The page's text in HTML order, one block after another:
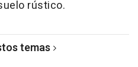
rústico.
temas